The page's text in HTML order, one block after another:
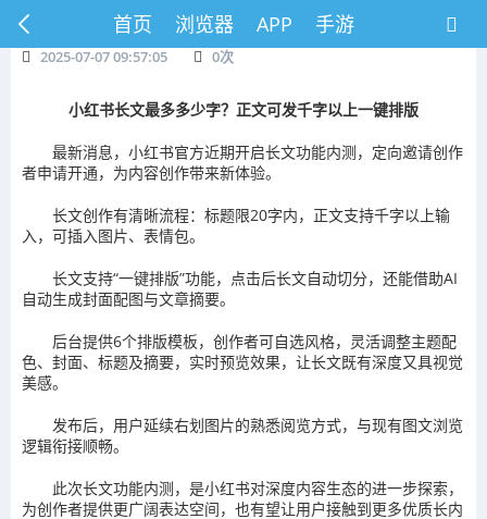
首页 浏览器 APP 手游
2025-07-07 09:57:05 0次
小红书长文最多多少字？正文可发千字以上一键排版
最新消息，小红书官方近期开启长文功能内测，定向邀请创作
者申请开通，为内容创作带来新体验。
长文创作有清晰流程：标题限20字内，正文支持千字以上输
入，可插入图片、表情包。
长文支持“一键排版”功能，点击后长文自动切分，还能借助AI
自动生成封面配图与文章摘要。
后台提供6个排版模板，创作者可自选风格，灵活调整主题配
色、封面、标题及摘要，实时预览效果，让长文既有深度又具视觉
美感。
发布后，用户延续右划图片的熟悉阅览方式，与现有图文浏览
逻辑衔接顺畅。
此次长文功能内测，是小红书对深度内容生态的进一步探索，
为创作者提供更广阔表达空间，也有望让用户接触到更多优质长内